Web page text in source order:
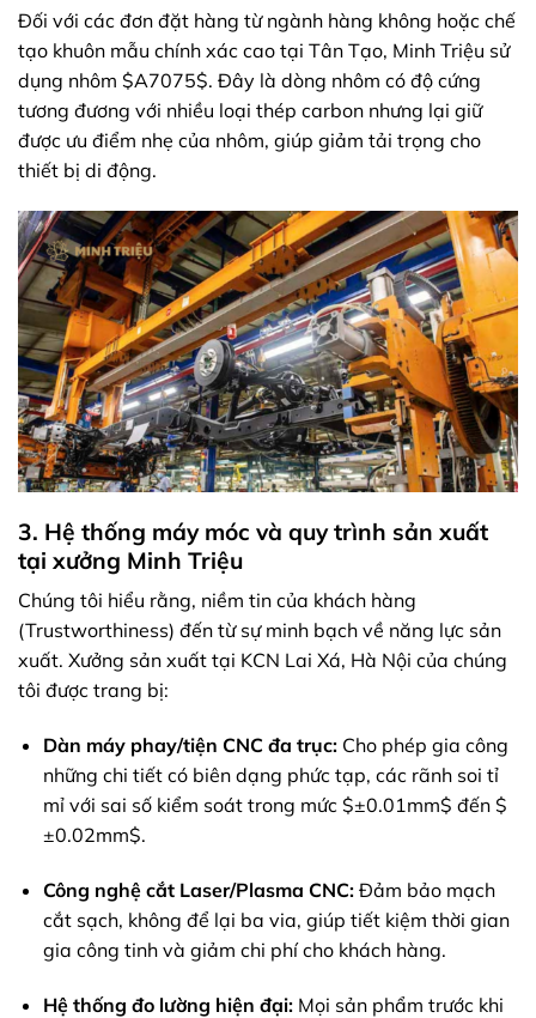
Đối với các đơn đặt hàng từ ngành hàng không hoặc chế
tạo khuôn mẫu chính xác cao tại Tân Tạo, Minh Triệu sử
dụng nhôm $A7075$. Đây là dòng nhôm có độ cứng
tương đương với nhiều loại thép carbon nhưng lại giữ
được ưu điểm nhẹ của nhôm, giúp giảm tải trọng cho
thiết bị di động.
3. Hệ thống máy móc và quy trình sản xuất
tại xưởng Minh Triệu
Chúng tôi hiểu rằng, niềm tin của khách hàng
(Trustworthiness) đến từ sự minh bạch về năng lực sản
xuất. Xưởng sản xuất tại KCN Lai Xá, Hà Nội của chúng
tôi được trang bị:
Dàn máy phay/tiện CNC đa trục:Cho phép gia công
những chi tiết có biên dạng phức tạp, các rãnh soi tỉ
mỉ với sai số kiểm soát trong mức $±0.01mm$ đến $
±0.02mm$.
Công nghệ cắt Laser/Plasma CNC:Đảm bảo mạch
cắt sạch, không để lại ba via, giúp tiết kiệm thời gian
gia công tinh và giảm chi phí cho khách hàng.
Hệ thống đo lường hiện đại:Mọi sản phẩm trước khi